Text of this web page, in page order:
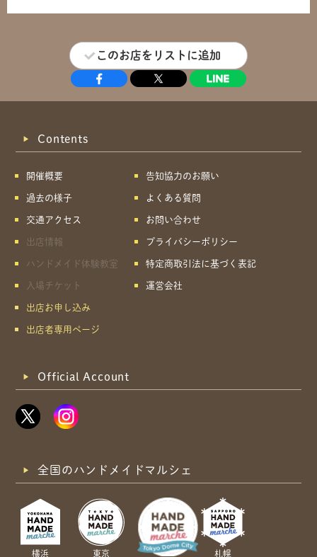
このお店をリストに追加
Contents
開催概要
過去の様子
交通アクセス
出店情報
ハンドメイド体験教室
入場チケット
出店お申し込み
出店者専用ページ
告知協力のお願い
よくある質問
お問い合わせ
プライバシーポリシー
特定商取引法に基づく表記
運営会社
Official Account
全国のハンドメイドマルシェ
横浜 東京 札幌